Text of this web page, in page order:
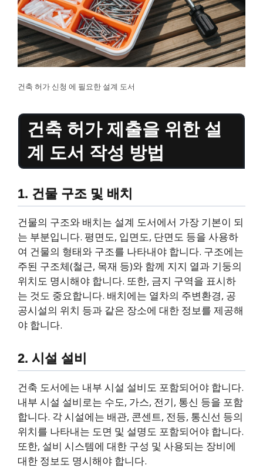
건축 허가 신청 에 필요한 설계 도서
건축 허가 제출을 위한 설
계 도서 작성 방법
1. 건물 구조 및 배치
건물의 구조와 배치는 설계 도서에서 가장 기본이 되
는 부분입니다. 평면도, 입면도, 단면도 등을 사용하
여 건물의 형태와 구조를 나타내야 합니다. 구조에는
주된 구조체(철근, 목재 등)와 함께 지지 열과 기둥의
위치도 명시해야 합니다. 또한, 금지 구역을 표시하
는 것도 중요합니다. 배치에는 열차의 주변환경, 공
공시설의 위치 등과 같은 장소에 대한 정보를 제공해
야 합니다.
2. 시설 설비
건축 도서에는 내부 시설 설비도 포함되어야 합니다.
내부 시설 설비로는 수도, 가스, 전기, 통신 등을 포함
합니다. 각 시설에는 배관, 콘센트, 전등, 통신선 등의
위치를 나타내는 도면 및 설명도 포함되어야 합니다.
또한, 설비 시스템에 대한 구성 및 사용되는 장비에
대한 정보도 명시해야 합니다.